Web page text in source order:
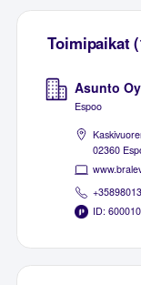
Toimipaikat
Asunto
Espoo
02360
ID: